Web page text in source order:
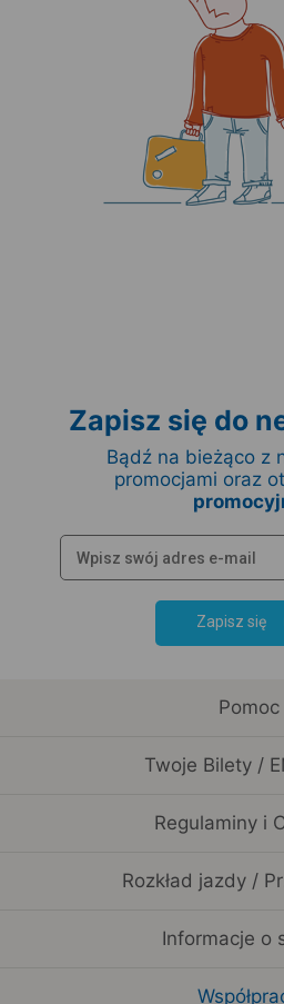
Zapisz się do
Bądź na bieżąco z
promocjami oraz
Zapisz się
Pomoc
Twoje Bilety /
Regulaminy i
Rozkład jazdy /
Informacje o